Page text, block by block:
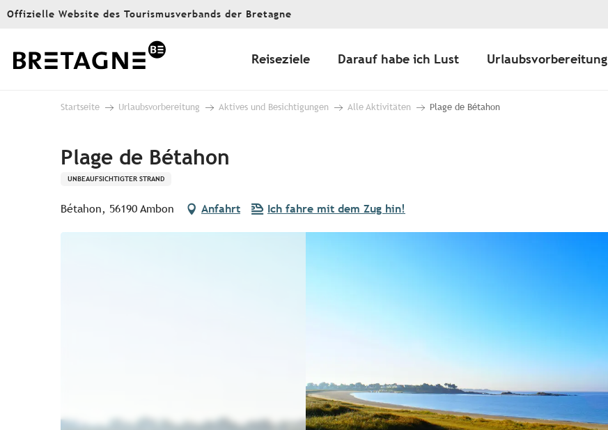
Aller
principal
Offizielle Website des Tourismusverbands der Bretagne
Reiseziele Darauf habe ich Lust Urlaubsvorbereitung
Startseite Urlaubsvorbereitung Aktives und Besichtigungen Alle Aktivitäten Plage de Bétahon
Plage de Bétahon
UNBEAUFSICHTIGTER STRAND
Bétahon, 56190 Ambon Anfahrt Ich fahre mit dem Zug hin!